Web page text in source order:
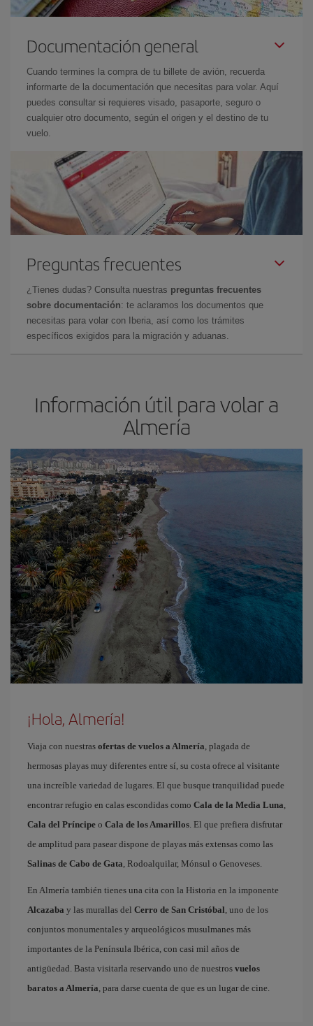
Documentación general
Cuando termines la compra de tu billete de avión, recuerda
informarte de la documentación que necesitas para volar. Aquí
puedes consultar si requieres visado, pasaporte, seguro o
cualquier otro documento, según el origen y el destino de tu
vuelo.
Preguntas frecuentes
¿Tienes dudas? Consulta nuestras preguntas frecuentes
sobre documentación: te aclaramos los documentos que
necesitas para volar con Iberia, así como los trámites
específicos exigidos para la migración y aduanas.
Información útil para volar a
Almería
¡Hola, Almería!
Viaja con nuestras ofertas de vuelos a Almería, plagada de
hermosas playas muy diferentes entre sí, su costa ofrece al visitante
una increíble variedad de lugares. El que busque tranquilidad puede
encontrar refugio en calas escondidas como Cala de la Media Luna,
Cala del Príncipe o Cala de los Amarillos. El que prefiera disfrutar
de amplitud para pasear dispone de playas más extensas como las
Salinas de Cabo de Gata, Rodoalquilar, Mónsul o Genoveses.
En Almería también tienes una cita con la Historia en la imponente
Alcazaba y las murallas del Cerro de San Cristóbal, uno de los
conjuntos monumentales y arqueológicos musulmanes más
importantes de la Península Ibérica, con casi mil años de
antigüedad. Basta visitarla reservando uno de nuestros vuelos
baratos a Almería, para darse cuenta de que es un lugar de cine.